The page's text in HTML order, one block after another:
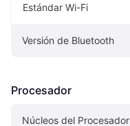
Estándar Wi-Fi
Versión de Bluetooth
Procesador
Núcleos del Procesador